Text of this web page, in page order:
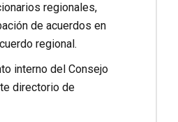
regionales,
de acuerdos en
regional.
interno del Consejo
directorio de